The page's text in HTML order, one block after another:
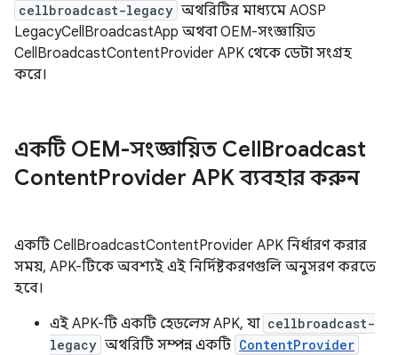
cellbroadcast-legacy অথরিটির মাধ্যমে AOSP
LegacyCellBroadcastApp অথবা OEM-সংজ্ঞায়িত
CellBroadcastContentProvider APK থেকে ডেটা সংগ্রহ
করে।
একটি OEM-সংজ্ঞায়িত CellBroadcast
ContentProvider APK ব্যবহার করুন
একটি CellBroadcastContentProvider APK নির্ধারণ করার
সময়, APK-টিকে অবশ্যই এই নির্দিষ্টকরণগুলি অনুসরণ করতে
হবে।
এই APK-টি একটি হেডলেসAPK, যা cellbroadcast-
legacy অথরিটি সম্পন্ন একটি ContentProvider